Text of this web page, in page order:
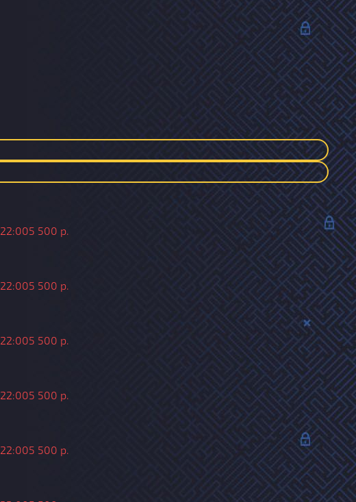
22:005 500 р.
22:005 500 р.
22:005 500 р.
22:005 500 р.
22:005 500 р.